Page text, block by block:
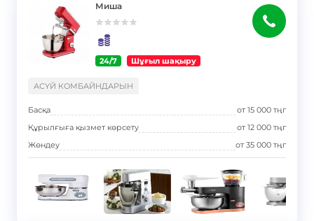
Миша
24/7 Шұғыл шақыру
АСҮЙ КОМБАЙНДАРЫН
Басқа от15 000 тңг
Құрылғыға қызмет көрсету
от12 000 тңг
Жөндеу
от35 000 тңг